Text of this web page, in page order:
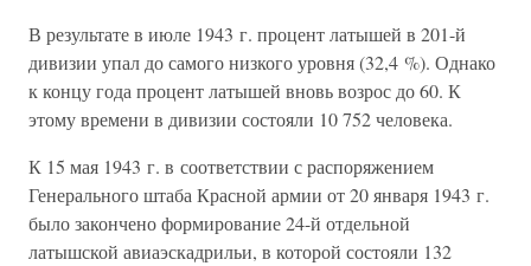
В результате в июле 1943 г. процент латышей в 201-й
дивизии упал до самого низкого уровня (32,4 %). Однако
к концу года процент латышей вновь возрос до 60. К
этому времени в дивизии состояли 10 752 человека.
К 15 мая 1943 г. в соответствии с распоряжением
Генерального штаба Красной армии от 20 января 1943 г.
было закончено формирование 24-й отдельной
латышской авиаэскадрильи, в которой состояли 132